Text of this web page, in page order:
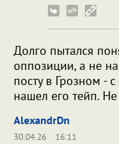
Долго пытался
оппозиции, а не
посту в Грозном -
нашел его тейп.
AlexandrDn
30.04.26
16:11